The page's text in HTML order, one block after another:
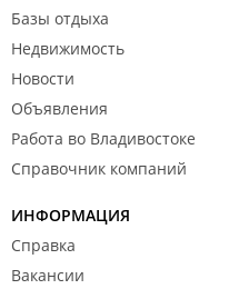
Базы отдыха
Недвижимость
Новости
Объявления
Работа во Владивостоке
Справочник компаний
ИНФОРМАЦИЯ
Справка
Вакансии